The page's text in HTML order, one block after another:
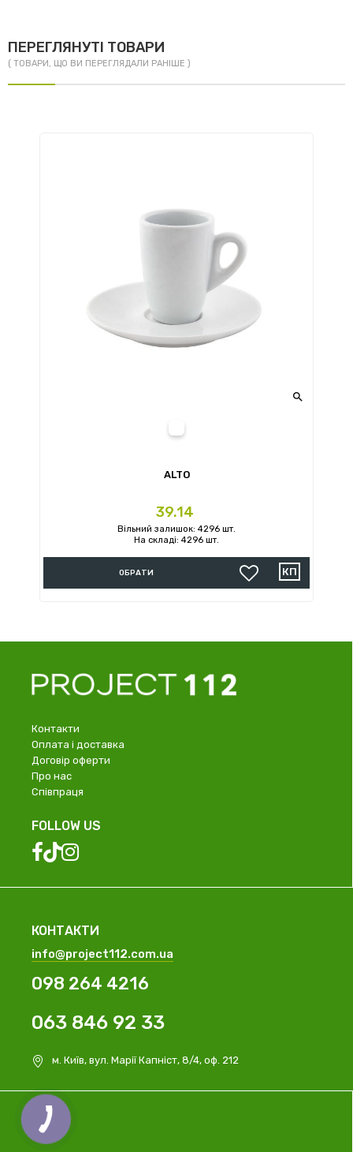
ПЕРЕГЛЯНУТІ ТОВАРИ
( ТОВАРИ, ЩО ВИ ПЕРЕГЛЯДАЛИ РАНІШЕ )

ALTO
Ціна
39.14
Вільний залишок: 4296 шт.
На складі: 4296 шт.
ОБРАТИ
Контакти
Оплата і доставка
Договір оферти
Про нас
Співпраця
FOLLOW US
КОНТАКТИ
info@project112.com.ua
098 264 4216
063 846 92 33
м. Київ, вул. Марії Капніст, 8/4, оф. 212